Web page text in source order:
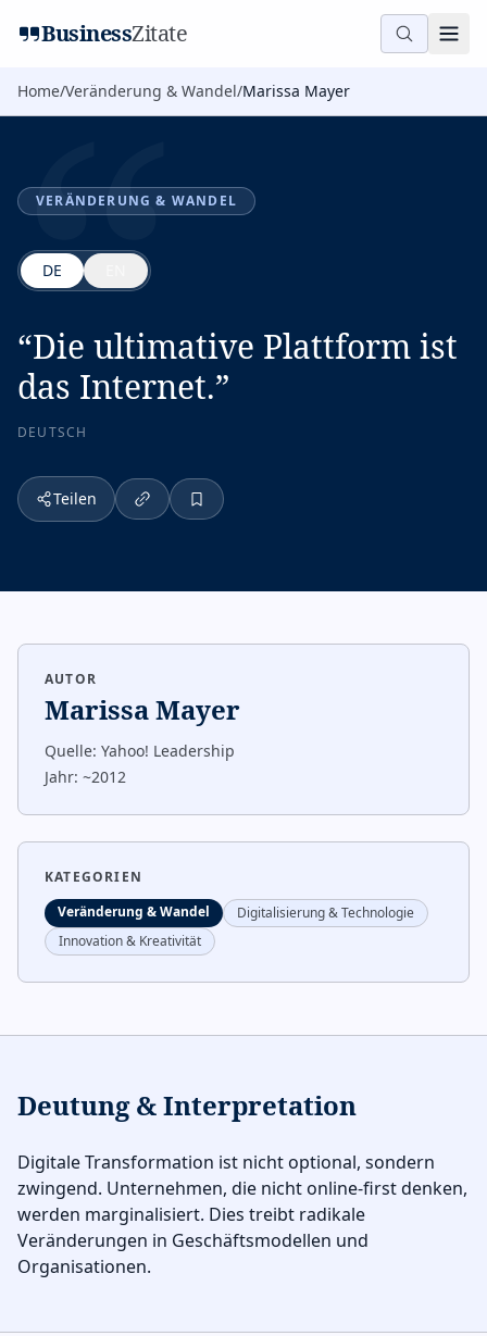
BusinessZitate
Home/Veränderung & Wandel/Marissa Mayer
“
VERÄNDERUNG & WANDEL
DE
“Die ultimative Plattform ist
das Internet.”
DEUTSCH
Teilen
AUTOR
Marissa Mayer
Quelle: Yahoo! Leadership
Jahr: ~2012
KATEGORIEN
Veränderung & Wandel
Digitalisierung & Technologie
Innovation & Kreativität
Deutung & Interpretation
Digitale Transformation ist nicht optional, sondern
zwingend. Unternehmen, die nicht online-first denken,
werden marginalisiert. Dies treibt radikale
Veränderungen in Geschäftsmodellen und
Organisationen.